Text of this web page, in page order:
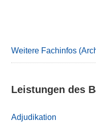
Weitere Fachinfos
Leistungen des
Adjudikation